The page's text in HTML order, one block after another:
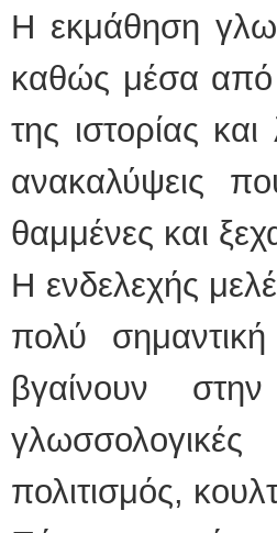
Η εκμάθηση
καθώς μέσα από
της ιστορίας
ανακαλύψεις
θαμμένες και
Η ενδελεχής
πολύ
βγαίνουν
πολιτισμός,